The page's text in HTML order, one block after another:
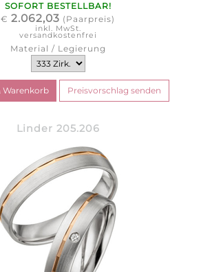
SOFORT BESTELLBAR!
€ 2.062,03 (Paarpreis)
inkl. MwSt.
versandkostenfrei
Material / Legierung
Linder 205.206